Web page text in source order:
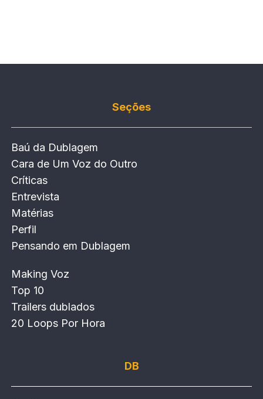
Seções
Baú da Dublagem
Cara de Um Voz do Outro
Críticas
Entrevista
Matérias
Perfil
Pensando em Dublagem
Making Voz
Top 10
Trailers dublados
20 Loops Por Hora
DB